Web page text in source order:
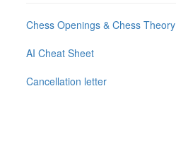
Chess Openings & Chess Theory
AI Cheat Sheet
Cancellation letter